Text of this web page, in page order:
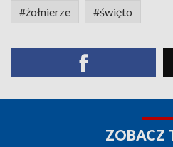
#żołnierze #święto
ZOBACZ